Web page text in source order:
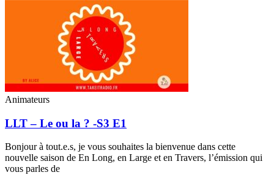
Animateurs
LLT – Le ou la ? -S3 E1
Bonjour à tout.e.s, je vous souhaites la bienvenue dans cette
nouvelle saison de En Long, en Large et en Travers, l’émission qui
vous parles de